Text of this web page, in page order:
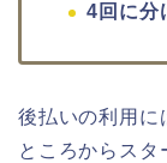
4回に分
後払いの利用に
ところからスタ